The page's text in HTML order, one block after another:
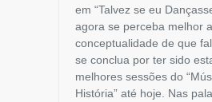
em “Talvez se eu
agora se perceba melhor
conceptualidade de que
se conclua por ter sido
melhores sessões do
História” até hoje. Nas